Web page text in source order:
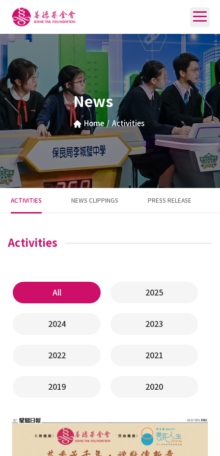
News
Home / Activities
ACTIVITIES NEWS CLIPPINGS PRESS RELEASE
Activities
All 2025
2024 2023
2022 2021
2019 2020